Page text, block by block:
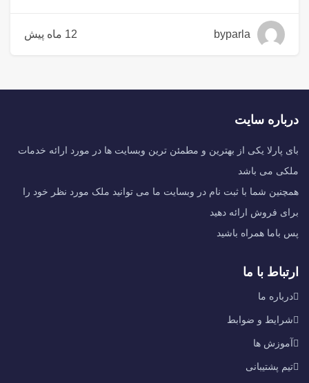
byparla 12 ماه پیش
درباره سایت
بای پارلا یکی از بهترین و مطمئن ترین وبسایت ها در مورد ارائه خدمات
ملکی می باشد
همچنین شما با ثبت نام در وبسایت ما می توانید ملک مورد نظر خود را
برای فروش ارائه دهید
پس باما همراه باشید
ارتباط با ما
درباره ما
شرایط و ضوابط
آموزش ها
تیم پشتیبانی